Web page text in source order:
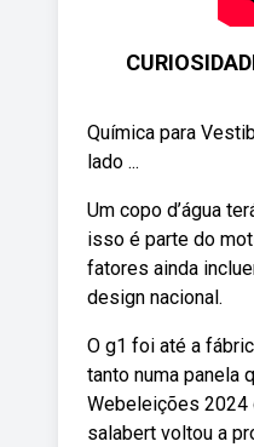
Química para
lado ...
Um copo d’água
isso é parte do
fatores ainda
design nacional.
O g1 foi até a
tanto numa panela
Webeleições 2024
salabert voltou a